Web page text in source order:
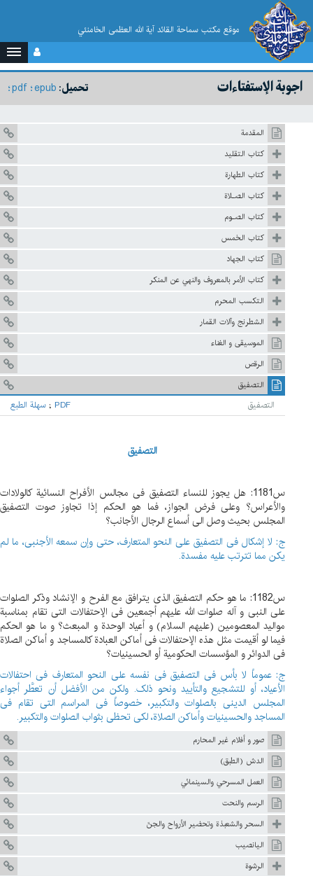
موقع مکتب سماحة القائد آية الله العظمى الخامنئي
تحميل: epub
pdf اجوبة الإستفتاءات
المقدمة
كتاب التقليد
كتاب الطهارة
كتاب الصـلاة
كتاب الصـوم
كتاب الخمس
كتاب الجهاد
كتاب الأمر بالمعروف والنهي عن المنكر
التکسب المحرم
الشطرنج وآلات القمار
الموسيقى و الغناء
الرقص
التصفيق
التصفيق سهلة الطبع ; PDF
التصفیق
س1181: هل یجوز للنساء التصفیق فی مجالس الأفراح النسائیة کالولادات
والأعراس؟ وعلی فرض الجواز، فما هو الحکم إذا تجاوز صوت التصفیق
المجلس بحیث وصل الی أسماع الرجال الأجانب؟
ج: لا إشکال فی التصفیق علی النحو المتعارف، حتی وإن سمعه الأجنبی، ما لم
یکن مما تترتب علیه مفسدة.
س1182:
ما هو حکم التصفیق الذی یترافق مع الفرح و الإنشاد وذکر الصلوات
علی النبی و آله صلوات الله علیهم أجمعین فی الإحتفالات التی تقام بمناسبة
موالید المعصومین (علیهم السلام) و أعیاد الوحدة و المبعث؟ و ما هو الحکم
فیما لو أقیمت مثل هذه الإحتفالات فی أماکن العبادة کالمساجد و أماکن الصلاة
فی الدوائر و المؤسسات الحکومیة أو الحسینیات؟
ج: عموماً لا بأس فی التصفیق فی نفسه علی النحو المتعارف فی احتفالات
الأعیاد، أو للتشجیع والتأیید ونحو ذلک. ولکن من الأفضل أن تعطَّر أجواء
المجلس الدینی بالصلوات والتکبیر، خصوصاً فی المراسم التی تقام فی
المساجد والحسینیات وأماکن الصلاة، لکی تحظی بثواب الصلوات والتکبیر.
صور و أفلام غير المحارم
الدش (الطبق)
العمل المسرحي والسينمائي
الرسم والنحت
السحر والشعبذة وتحضير الأرواح والجنّ
اليانصيب
الرشوة